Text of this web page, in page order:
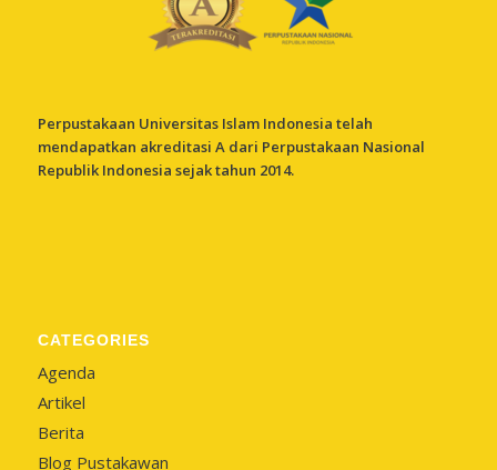
Perpustakaan Universitas Islam Indonesia telah
mendapatkan akreditasi A dari Perpustakaan Nasional
Republik Indonesia sejak tahun 2014.
CATEGORIES
Agenda
Artikel
Berita
Blog Pustakawan